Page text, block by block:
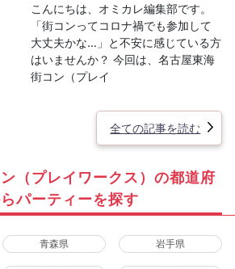
こんにちは、オミカレ編集部です。
「街コンってコロナ禍でも参加して
大丈夫かな…」と不安に感じている方
はいませんか？ 今回は、名古屋東海
街コン（プレイ
全ての記事を読む
（プレイワークス）の都道府
パーティーを探す
青森県 岩手県